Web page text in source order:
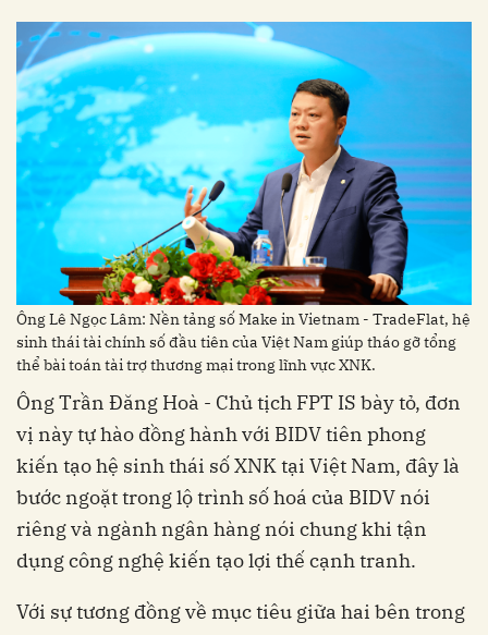
sinh thái tài chính số đầu tiên của Việt Nam giúp tháo gỡ tổng
vị này tự hào đồng hành với BIDV tiên phong
kiến tạo hệ sinh thái số XNK tại Việt Nam, đây là
bước ngoặt trong lộ trình số hoá của BIDV nói
riêng và ngành ngân hàng nói chung khi tận
dụng công nghệ kiến tạo lợi thế cạnh tranh.
Với sự tương đồng về mục tiêu giữa hai bên trong